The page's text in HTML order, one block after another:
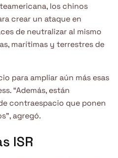
los chinos
crear un ataque en
de neutralizar al mismo
marítimas y terrestres de
para ampliar aún más esas
“Además, están
contraespacio que ponen
agregó.
ISR